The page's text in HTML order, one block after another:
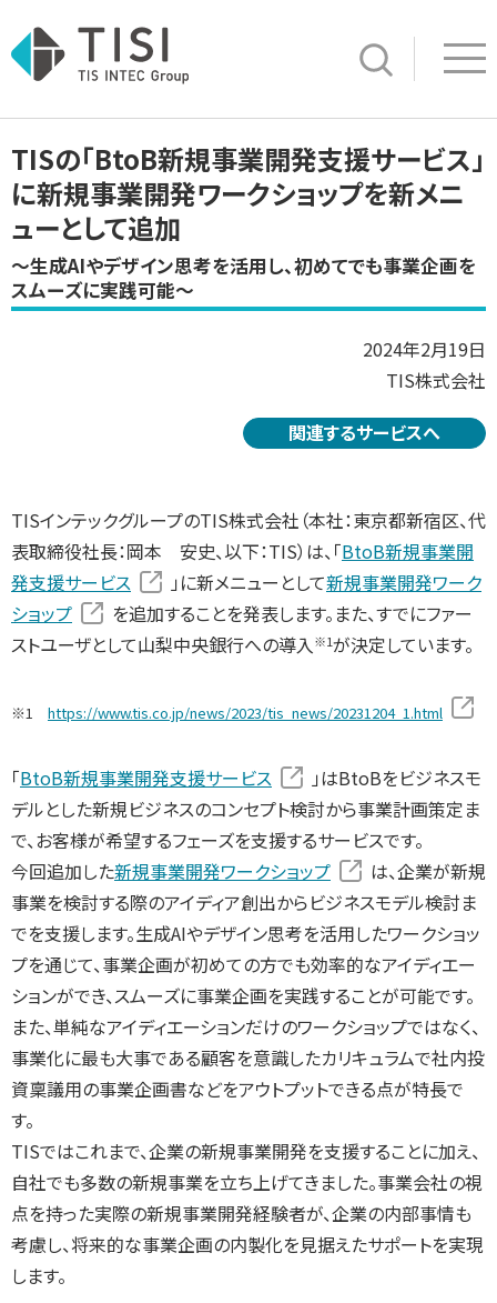
サイト内検索
TISの「BtoB新規事業開発支援サービス」
に新規事業開発ワークショップを新メニ
ューとして追加
～生成AIやデザイン思考を活用し、初めてでも事業企画を
スムーズに実践可能～
2024年2月19日
TIS株式会社
関連するサービスへ
TISインテックグループのTIS株式会社（本社：東京都新宿区、代
表取締役社長：岡本 安史、以下：TIS）は、「BtoB新規事業開
発支援サービス
」に新メニューとして新規事業開発ワーク
ショップ
を追加することを発表します。また、すでにファー
ストユーザとして山梨中央銀行への導入※1が決定しています。
※1 https://www.tis.co.jp/news/2023/tis_news/20231204_1.html
「BtoB新規事業開発支援サービス
」はBtoBをビジネスモ
デルとした新規ビジネスのコンセプト検討から事業計画策定ま
で、お客様が希望するフェーズを支援するサービスです。
今回追加した新規事業開発ワークショップ
は、企業が新規
事業を検討する際のアイディア創出からビジネスモデル検討ま
でを支援します。生成AIやデザイン思考を活用したワークショッ
プを通じて、事業企画が初めての方でも効率的なアイディエー
ションができ、スムーズに事業企画を実践することが可能です。
また、単純なアイディエーションだけのワークショップではなく、
事業化に最も大事である顧客を意識したカリキュラムで社内投
資稟議用の事業企画書などをアウトプットできる点が特長で
す。
TISではこれまで、企業の新規事業開発を支援することに加え、
自社でも多数の新規事業を立ち上げてきました。事業会社の視
点を持った実際の新規事業開発経験者が、企業の内部事情も
考慮し、将来的な事業企画の内製化を見据えたサポートを実現
します。